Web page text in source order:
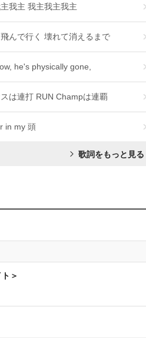
我主 我主我主我主
んで行く 壊れて消えるまで
he's physically gone,
は連打 RUN Champは連覇
in my 頭
歌詞をもっと見る
＞